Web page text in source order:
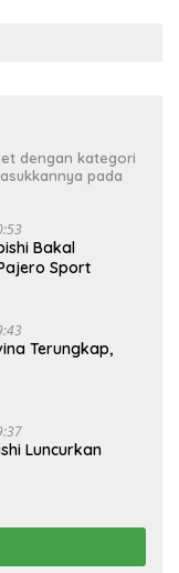
dengan kategori
pada
Bakal
Sport
Terungkap,
Luncurkan